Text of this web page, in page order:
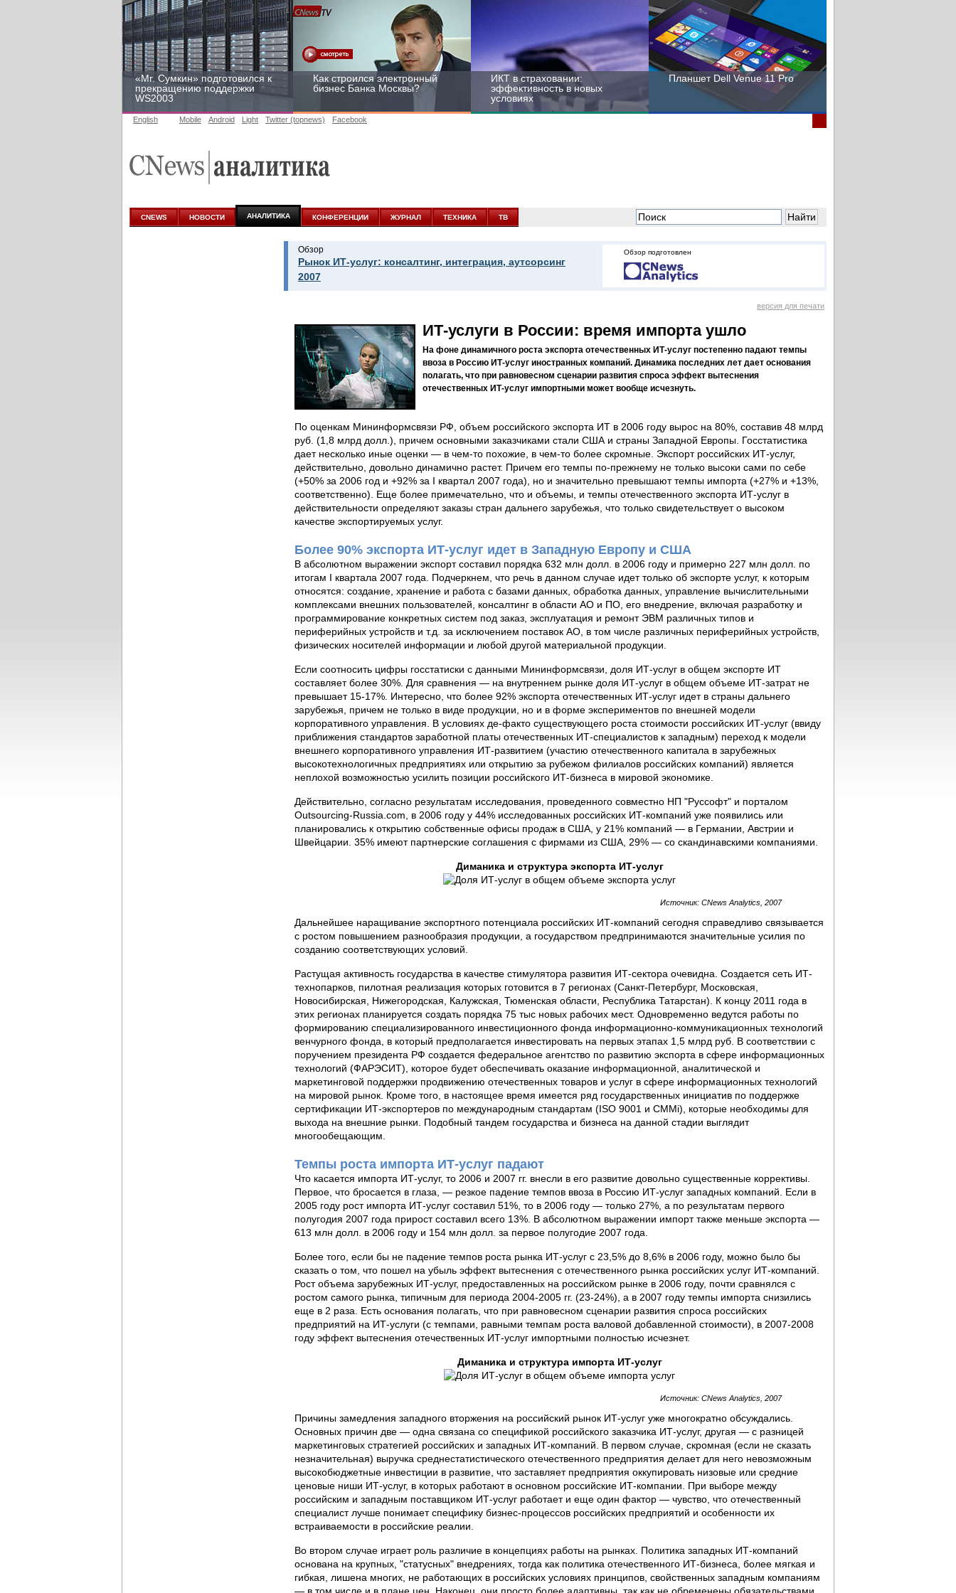
«Mr. Сумкин» подготовился к
прекращению поддержки
WS2003
Как строился электронный
бизнес Банка Москвы?
ИКТ в страховании:
эффективность в новых
условиях
Планшет Dell Venue 11 Pro
к аналитике
участвовать
госструктур: развитие в
новых условиях
English Mobile Android Light Twitter (topnews) Facebook
CNEWS НОВОСТИ АНАЛИТИКА КОНФЕРЕНЦИИ ЖУРНАЛ ТЕХНИКА ТВ
Обзор
Рынок ИТ-услуг: консалтинг, интеграция, аутсорсинг
2007
Обзор подготовлен
версия для печати
ИТ-услуги в России: время импорта ушло
На фоне динамичного роста экспорта отечественных ИТ-услуг постепенно падают темпы
ввоза в Россию ИТ-услуг иностранных компаний. Динамика последних лет дает основания
полагать, что при равновесном сценарии развития спроса эффект вытеснения
отечественных ИТ-услуг импортными может вообще исчезнуть.
По оценкам Мининформсвязи РФ, объем российского экспорта ИТ в 2006 году вырос на 80%, составив 48 млрд
руб. (1,8 млрд долл.), причем основными заказчиками стали США и страны Западной Европы. Госстатистика
дает несколько иные оценки — в чем-то похожие, в чем-то более скромные. Экспорт российских ИТ-услуг,
действительно, довольно динамично растет. Причем его темпы по-прежнему не только высоки сами по себе
(+50% за 2006 год и +92% за I квартал 2007 года), но и значительно превышают темпы импорта (+27% и +13%,
соответственно). Еще более примечательно, что и объемы, и темпы отечественного экспорта ИТ-услуг в
действительности определяют заказы стран дальнего зарубежья, что только свидетельствует о высоком
качестве экспортируемых услуг.
Более 90% экспорта ИТ-услуг идет в Западную Европу и США
В абсолютном выражении экспорт составил порядка 632 млн долл. в 2006 году и примерно 227 млн долл. по
итогам I квартала 2007 года. Подчеркнем, что речь в данном случае идет только об экспорте услуг, к которым
относятся: создание, хранение и работа с базами данных, обработка данных, управление вычислительными
комплексами внешних пользователей, консалтинг в области АО и ПО, его внедрение, включая разработку и
программирование конкретных систем под заказ, эксплуатация и ремонт ЭВМ различных типов и
периферийных устройств и т.д. за исключением поставок АО, в том числе различных периферийных устройств,
физических носителей информации и любой другой материальной продукции.
Если соотносить цифры госстатиски с данными Мининформсвязи, доля ИТ-услуг в общем экспорте ИТ
составляет более 30%. Для сравнения — на внутреннем рынке доля ИТ-услуг в общем объеме ИТ-затрат не
превышает 15-17%. Интересно, что более 92% экспорта отечественных ИТ-услуг идет в страны дальнего
зарубежья, причем не только в виде продукции, но и в форме экспериментов по внешней модели
корпоративного управления. В условиях де-факто существующего роста стоимости российских ИТ-услуг (ввиду
приближения стандартов заработной платы отечественных ИТ-специалистов к западным) переход к модели
внешнего корпоративного управления ИТ-развитием (участию отечественного капитала в зарубежных
высокотехнологичных предприятиях или открытию за рубежом филиалов российских компаний) является
неплохой возможностью усилить позиции российского ИТ-бизнеса в мировой экономике.
Действительно, согласно результатам исследования, проведенного совместно НП "Руссофт" и порталом
Outsourcing-Russia.com, в 2006 году у 44% исследованных российских ИТ-компаний уже появились или
планировались к открытию собственные офисы продаж в США, у 21% компаний — в Германии, Австрии и
Швейцарии. 35% имеют партнерские соглашения с фирмами из США, 29% — со скандинавскими компаниями.
Диманика и структура экспорта ИТ-услуг
Источник: CNews Analytics, 2007
Дальнейшее наращивание экспортного потенциала российских ИТ-компаний сегодня справедливо связывается
с ростом повышением разнообразия продукции, а государством предпринимаются значительные усилия по
созданию соответствующих условий.
Растущая активность государства в качестве стимулятора развития ИТ-сектора очевидна. Создается сеть ИТ-
технопарков, пилотная реализация которых готовится в 7 регионах (Санкт-Петербург, Московская,
Новосибирская, Нижегородская, Калужская, Тюменская области, Республика Татарстан). К концу 2011 года в
этих регионах планируется создать порядка 75 тыс новых рабочих мест. Одновременно ведутся работы по
формированию специализированного инвестиционного фонда информационно-коммуникационных технологий
венчурного фонда, в который предполагается инвестировать на первых этапах 1,5 млрд руб. В соответствии с
поручением президента РФ создается федеральное агентство по развитию экспорта в сфере информационных
технологий (ФАРЭСИТ), которое будет обеспечивать оказание информационной, аналитической и
маркетинговой поддержки продвижению отечественных товаров и услуг в сфере информационных технологий
на мировой рынок. Кроме того, в настоящее время имеется ряд государственных инициатив по поддержке
сертификации ИТ-экспортеров по международным стандартам (ISO 9001 и CMMi), которые необходимы для
выхода на внешние рынки. Подобный тандем государства и бизнеса на данной стадии выглядит
многообещающим.
Темпы роста импорта ИТ-услуг падают
Что касается импорта ИТ-услуг, то 2006 и 2007 гг. внесли в его развитие довольно существенные коррективы.
Первое, что бросается в глаза, — резкое падение темпов ввоза в Россию ИТ-услуг западных компаний. Если в
2005 году рост импорта ИТ-услуг составил 51%, то в 2006 году — только 27%, а по результатам первого
полугодия 2007 года прирост составил всего 13%. В абсолютном выражении импорт также меньше экспорта —
613 млн долл. в 2006 году и 154 млн долл. за первое полугодие 2007 года.
Более того, если бы не падение темпов роста рынка ИТ-услуг с 23,5% до 8,6% в 2006 году, можно было бы
сказать о том, что пошел на убыль эффект вытеснения с отечественного рынка российских услуг ИТ-компаний.
Рост объема зарубежных ИТ-услуг, предоставленных на российском рынке в 2006 году, почти сравнялся с
ростом самого рынка, типичным для периода 2004-2005 гг. (23-24%), а в 2007 году темпы импорта снизились
еще в 2 раза. Есть основания полагать, что при равновесном сценарии развития спроса российских
предприятий на ИТ-услуги (с темпами, равными темпам роста валовой добавленной стоимости), в 2007-2008
году эффект вытеснения отечественных ИТ-услуг импортными полностью исчезнет.
Диманика и структура импорта ИТ-услуг
Источник: CNews Analytics, 2007
Причины замедления западного вторжения на российский рынок ИТ-услуг уже многократно обсуждались.
Основных причин две — одна связана со спецификой российского заказчика ИТ-услуг, другая — с разницей
маркетинговых стратегией российских и западных ИТ-компаний. В первом случае, скромная (если не сказать
незначительная) выручка среднестатистического отечественного предприятия делает для него невозможным
высокобюджетные инвестиции в развитие, что заставляет предприятия оккупировать низовые или средние
ценовые ниши ИТ-услуг, в которых работают в основном российские ИТ-компании. При выборе между
российским и западным поставщиком ИТ-услуг работает и еще один фактор — чувство, что отечественный
специалист лучше понимает специфику бизнес-процессов российских предприятий и особенности их
встраиваемости в российские реалии.
Во втором случае играет роль различие в концепциях работы на рынках. Политика западных ИТ-компаний
основана на крупных, "статусных" внедрениях, тогда как политика отечественного ИТ-бизнеса, более мягкая и
гибкая, лишена многих, не работающих в российских условиях принципов, свойственных западным компаниям